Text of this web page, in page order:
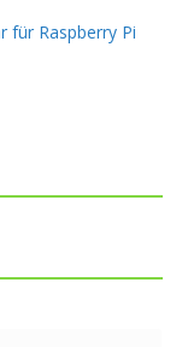
für Raspberry Pi